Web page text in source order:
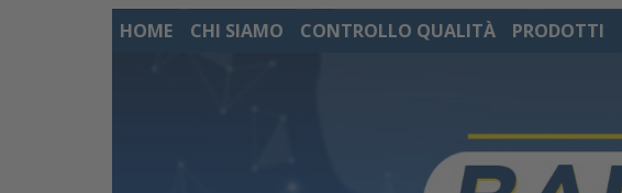
HOME CHI SIAMO CONTROLLO QUALITÀ PRODOTTI